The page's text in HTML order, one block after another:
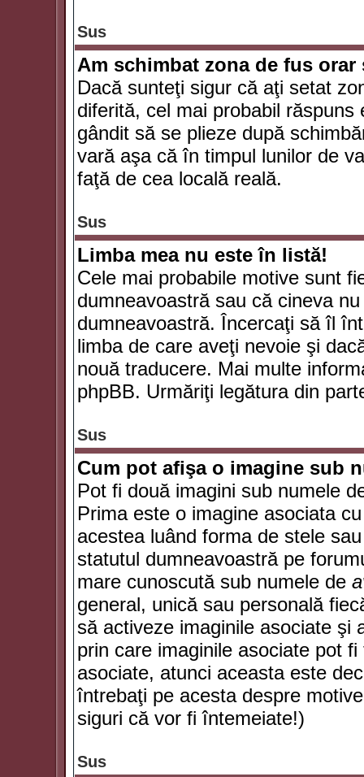
Sus
Am schimbat zona de fus
Dacă sunteţi sigur că aţi setat
diferită, cel mai probabil
gândit să se plieze după
vară aşa că în timpul lunilor de
faţă de cea locală reală.
Sus
Limba mea nu este în listă!
Cele mai probabile motive sunt
dumneavoastră sau că cineva
dumneavoastră. Încercaţi să îl
limba de care aveţi nevoie şi
nouă traducere. Mai multe
phpBB. Urmăriţi legătura din
Sus
Cum pot afişa o imagine sub
Pot fi două imagini sub numele
Prima este o imagine asociata
acestea luând forma de stele
statutul dumneavoastră pe
mare cunoscută sub numele de
general, unică sau personală
să activeze imaginile asociate şi
prin care imaginile asociate pot
asociate, atunci aceasta este
întrebaţi pe acesta despre
siguri că vor fi întemeiate!)
Sus